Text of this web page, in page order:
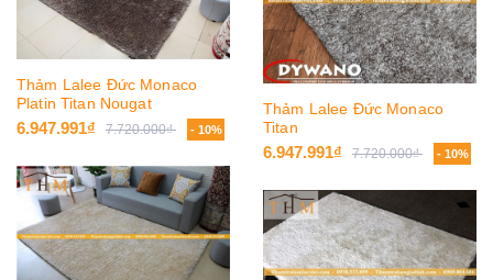
Thảm Lalee Đức Monaco
Platin Titan Nougat
6.947.991₫ 7.720.000₫ - 10%
Thảm Lalee Đức Monaco
Titan
6.947.991₫ 7.720.000₫ - 10%